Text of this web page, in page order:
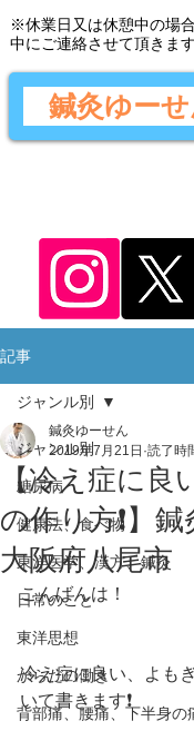
​※休業日又は休憩中の場
中にご連絡させて頂きます
鍼灸ゆー
記事
ジャンル別
糖尿病
健康法、食べ物
東洋医学、漢方、鍼灸
日常のこと
東洋思想
からだの働き
背部痛、腰痛、下半身の
ジャンル別
【冷え症に良
の作り方❗️】
大阪府八尾市
鍼灸ゆーせん
2019年7月21日 読了時
こんばんは！
冷え症に良い、よも
いて書きます❗️